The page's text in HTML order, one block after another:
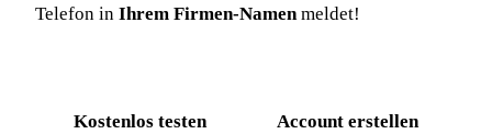
Telefon inIhrem Firmen-Namenmeldet!
Kostenlos testen Account erstellen